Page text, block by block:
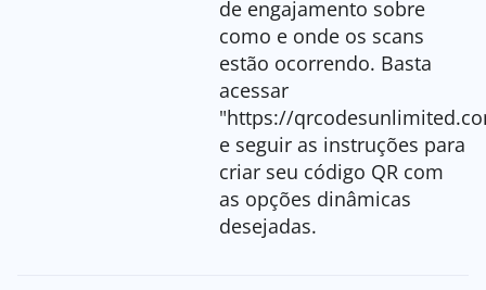
de engajamento sobre
como e onde os scans
estão ocorrendo. Basta
acessar
"https://
e seguir as instruções para
criar seu código QR com
as opções dinâmicas
desejadas.